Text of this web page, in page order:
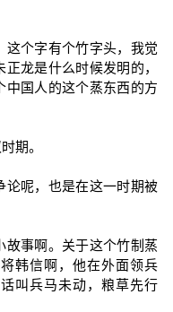
这个字有个竹字头，我觉
龙是什么时候发明的，
中国人的这个蒸东西的方
期。
论呢，也是在这一时期被
故事啊。关于这个竹制蒸
韩信啊，他在外面领兵
叫兵马未动，粮草先行